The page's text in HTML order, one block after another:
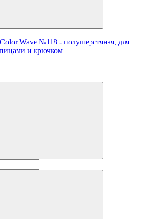
Wave №118 - полушерстяная, для
и крючком